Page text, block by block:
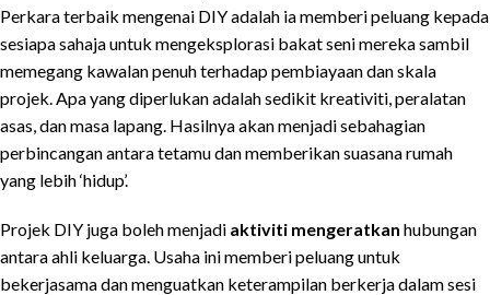
Perkara terbaik mengenai DIY adalah ia memberi peluang kepada
sesiapa sahaja untuk mengeksplorasi bakat seni mereka sambil
memegang kawalan penuh terhadap pembiayaan dan skala
projek. Apa yang diperlukan adalah sedikit kreativiti, peralatan
asas, dan masa lapang. Hasilnya akan menjadi sebahagian
perbincangan antara tetamu dan memberikan suasana rumah
yang lebih ‘hidup’.
Projek DIY juga boleh menjadi aktiviti mengeratkan hubungan
antara ahli keluarga. Usaha ini memberi peluang untuk
bekerjasama dan menguatkan keterampilan berkerja dalam sesi